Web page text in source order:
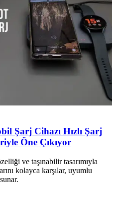
Şarj Cihazı Hızlı Şarj
Öne Çıkıyor
ve taşınabilir tasarımıyla
kolayca karşılar, uyumlu